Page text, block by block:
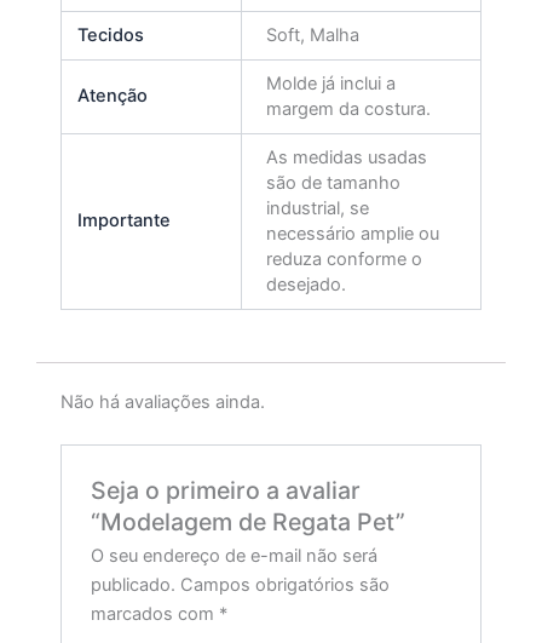
Tecidos Soft, Malha
Atenção
Molde já inclui a
margem da costura.
Importante
As medidas usadas
são de tamanho
industrial, se
necessário amplie ou
reduza conforme o
desejado.
Não há avaliações ainda.
Seja o primeiro a avaliar
“Modelagem de Regata Pet”
O seu endereço de e-mail não será
publicado. Campos obrigatórios são
marcados com *